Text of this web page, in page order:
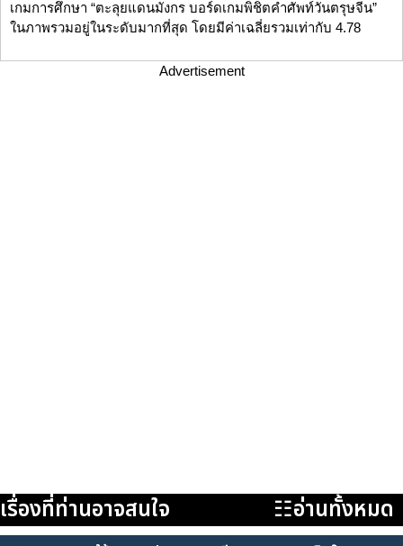
เกมการศึกษา “ตะลุยแดนมังกร บอร์ดเกมพิชิตคำศัพท์วันตรุษจีน”
ในภาพรวมอยู่ในระดับมากที่สุด โดยมีค่าเฉลี่ยรวมเท่ากับ 4.78
Advertisement
เรื่องที่ท่านอาจสนใจ ☷อ่านทั้งหมด